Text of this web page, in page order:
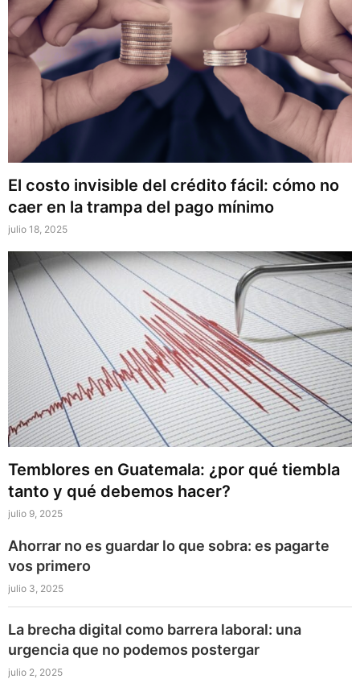
El costo invisible del crédito fácil: cómo no
caer en la trampa del pago mínimo
julio 18, 2025
Temblores en Guatemala: ¿por qué tiembla
tanto y qué debemos hacer?
julio 9, 2025
Ahorrar no es guardar lo que sobra: es pagarte
vos primero
julio 3, 2025
La brecha digital como barrera laboral: una
urgencia que no podemos postergar
julio 2, 2025